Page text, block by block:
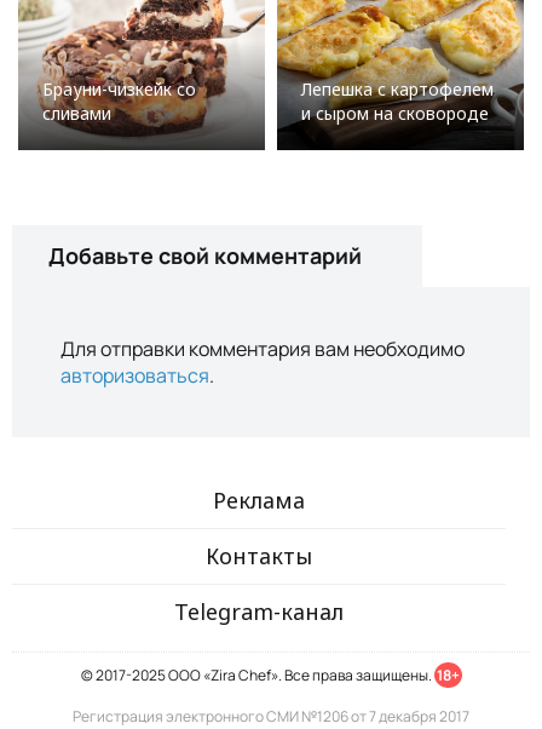
Брауни-чизкейк со
сливами
Лепешка с картофелем
и сыром на сковороде
Добавьте свой комментарий
Для отправки комментария вам необходимо
авторизоваться.
Реклама
Контакты
Telegram-канал
© 2017-2025 ООО «Zira Chef». Все права защищены. 18+
Регистрация электронного СМИ №1206 от 7 декабря 2017